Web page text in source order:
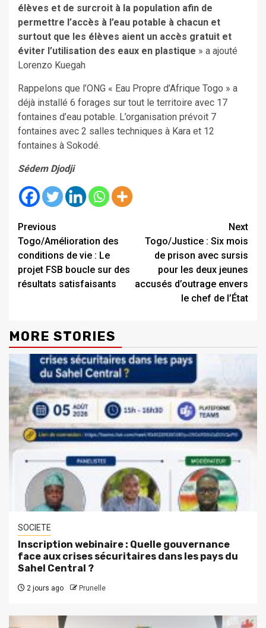
élèves et de surcroit à la population afin de
permettre l’accès à l’eau potable à chacun et
surtout que les élèves aient un accès gratuit et
éviter l’utilisation des eaux en plastique » a ajouté
Lorenzo Kuegah
Rappelons que l’ONG « Eau Propre d’Afrique Togo » a
déjà installé 6 forages sur tout le territoire avec 17
fontaines d’eau potable. L’organisation prévoit 7
fontaines avec 2 salles techniques à Kara et 12
fontaines à Sokodé.
Sédem Djodji
Continue
Reading
Previous
Togo/Amélioration des
conditions de vie : Le
projet FSB boucle sur des
résultats satisfaisants
Next
Togo/Justice : Six mois
de prison avec sursis
pour les deux jeunes
accusés d’outrage envers
le chef de l’État
MORE STORIES
SOCIETE
Inscription webinaire : Quelle gouvernance
face aux crises sécuritaires dans les pays du
Sahel Central ?
2 jours ago Prunelle